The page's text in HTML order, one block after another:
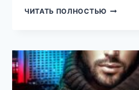
ЧИТАТЬ ПОЛНОСТЬЮ ГУРУ
(ЯНА